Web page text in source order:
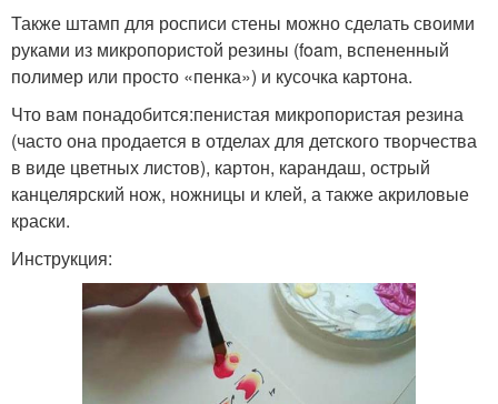
Также штамп для росписи стены можно сделать своими
руками из микропористой резины (foam, вспененный
полимер или просто «пенка») и кусочка картона.
Что вам понадобится:пенистая микропористая резина
(часто она продается в отделах для детского творчества
в виде цветных листов), картон, карандаш, острый
канцелярский нож, ножницы и клей, а также акриловые
краски.
Инструкция: